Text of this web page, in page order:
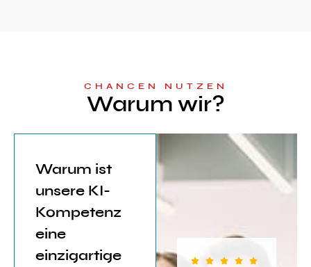
CHANCEN NUTZEN
Warum wir?
Warum ist
unsere KI-
Kompetenz
eine
einzigartige